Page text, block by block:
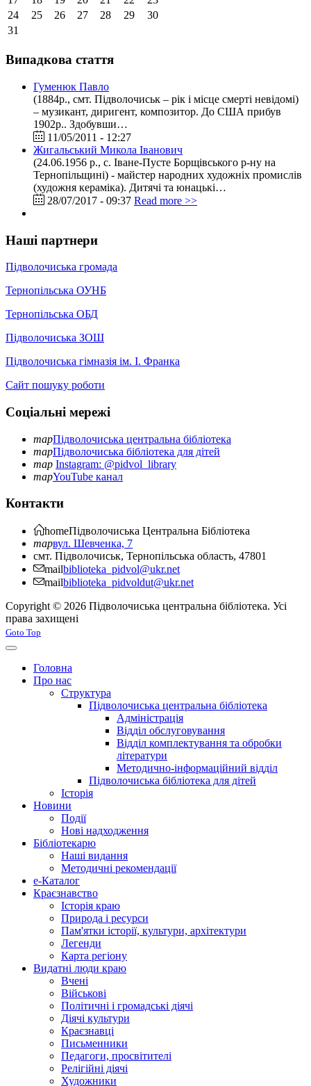
24
25 26 27 28 29
30
31
Випадкова стаття
Гуменюк Павло
(1884р., смт. Підволочиськ – рік і місце смерті невідомі)
– музикант, диригент, композитор. До США прибув
1902р.. Здобувши…
11/05/2011 - 12:27
Жигальський Микола Іванович
(24.06.1956 р., с. Іване-Пусте Борщівського р-ну на
Тернопільщині) - майстер народних художніх промислів
(художня кераміка). Дитячі та юнацькі…
28/07/2017 - 09:37 Read more >>
Наші партнери
Підволочиська громада
Тернопільська ОУНБ
Тернопільська ОБД
Підволочиська ЗОШ
Підволочиська гімназія ім. І. Франка
Сайт пошуку роботи
Соціальні мережі
mapПідволочиська центральна бібліотека
mapПідволочиська бібліотека для дітей
map Instagram: @pidvol_library
mapYouTube канал
Контакти
homeПідволочиська Центральна Бібліотека
mapвул. Шевченка, 7
смт. Підволочиськ, Тернопільська область, 47801
mailbiblioteka_pidvol@ukr.net
mailbiblioteka_pidvoldut@ukr.net
Copyright © 2026 Підволочиська центральна бібліотека. Усі
права захищені
Joomla! 3 Templates
Goto Top
Головна
Про нас
Структура
Підволочиська центральна бібліотека
Адміністрація
Відділ обслуговування
Відділ комплектування та обробки
літератури
Методично-інформаційний відділ
Підволочиська бібліотека для дітей
Історія
Новини
Події
Нові надходження
Бібліотекарю
Наші видання
Методичні рекомендації
e-Каталог
Краєзнавство
Історія краю
Природа і ресурси
Пам'ятки історії, культури, архітектури
Легенди
Карта регіону
Видатні люди краю
Вчені
Військові
Політичні і громадські діячі
Діячі культури
Краєзнавці
Письменники
Педагоги, просвітителі
Релігійні діячі
Художники